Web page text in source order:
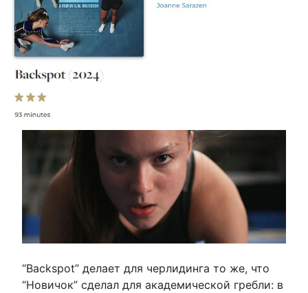
“Backspot” делает для черлидинга то же, что
“Новичок” сделал для академической гребли: в